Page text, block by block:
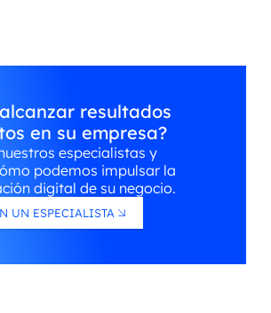
resultados
en su empresa?
especialistas y
podemos impulsar la
digital de su negocio.
UN ESPECIALISTA